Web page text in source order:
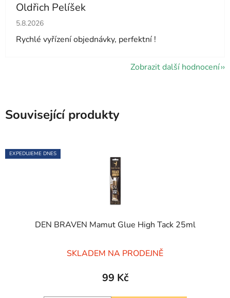
Oldřich Pelíšek
Hodnocení obchodu je 5 z 5 hvězdiček.
5.8.2026
Rychlé vyřízení objednávky, perfektní !
Zobrazit další hodnocení
Související produkty
EXPEDUJEME DNES
DEN BRAVEN Mamut Glue High Tack 25ml
hodnocení
produktu
SKLADEM NA PRODEJNĚ
99 Kč